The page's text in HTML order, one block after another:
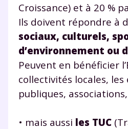
Croissance) et à 20 %
Ils doivent répondre à
sociaux, culturels,
d’environnement ou
Peuvent en bénéficier
collectivités locales,
publiques,
• mais aussi les TUC